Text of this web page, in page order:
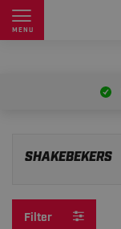
MENU
SHAKEBEKERS
Filter